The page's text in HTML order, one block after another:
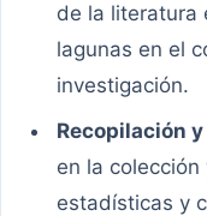
de la literatura
lagunas en el
investigación.
Recopilación
en la
estadísticas y